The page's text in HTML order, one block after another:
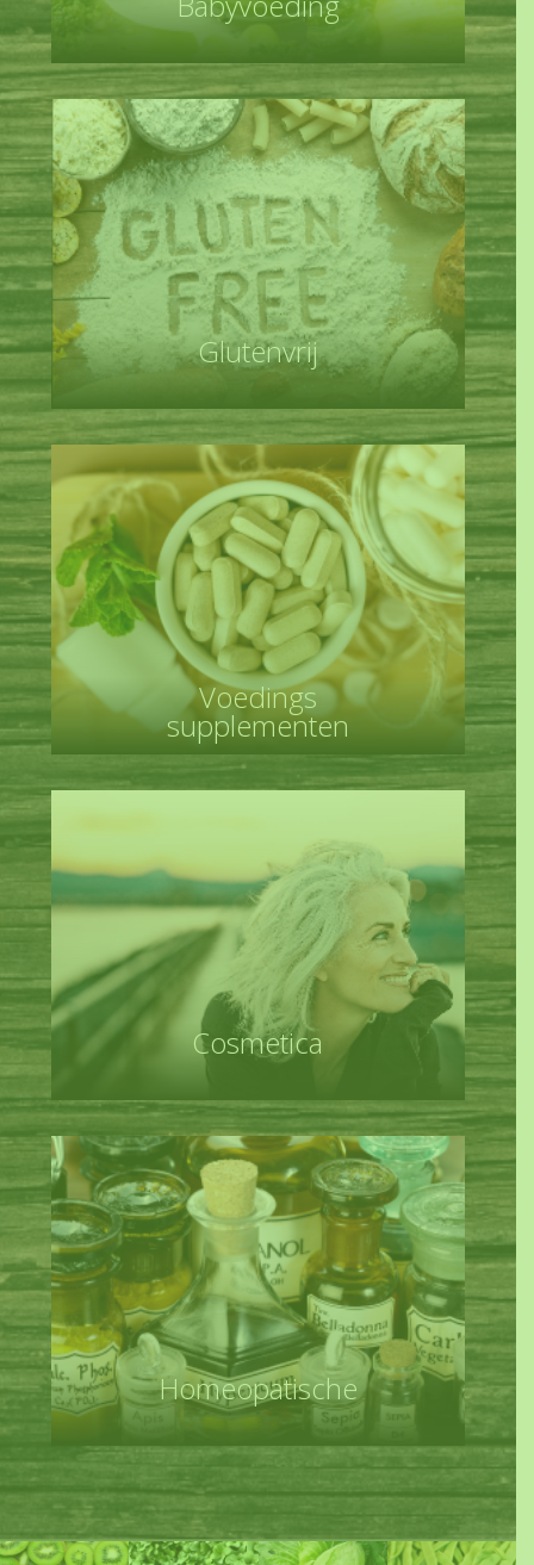
Glutenvrij
Voedings
supplementen
Cosmetica
Homeopatische